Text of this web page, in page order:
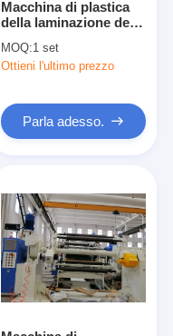
Macchina di plastica
della laminazione della
termica automatica
con controllo della
MOQ:1 set
Ottieni l'ultimo prezzo
Parla adesso.